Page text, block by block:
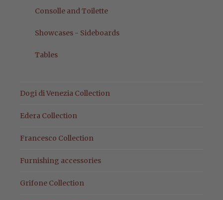
Consolle and Toilette
Showcases - Sideboards
Tables
Dogi di Venezia Collection
Edera Collection
Francesco Collection
Furnishing accessories
Grifone Collection